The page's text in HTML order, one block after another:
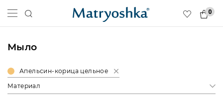
0
Мыло
Апельсин-корица цельное
Материал